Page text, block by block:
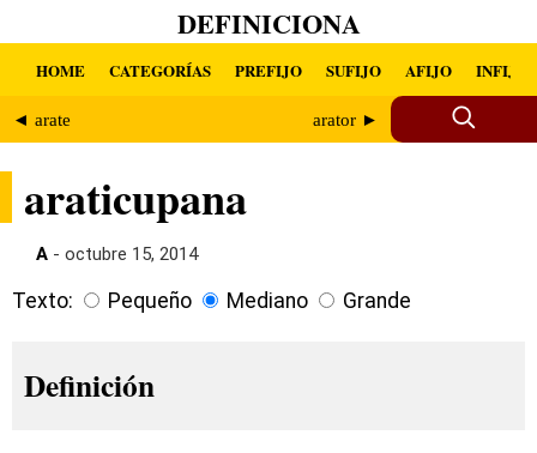
DEFINICIONA
HOME CATEGORÍAS PREFIJO SUFIJO AFIJO INFIJO
◄ arate arator ►
araticupana
A - octubre 15, 2014
Texto: Pequeño Mediano Grande
Definición